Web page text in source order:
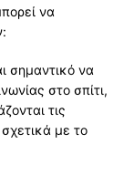
να
σημαντικό να
στο σπίτι,
τις
σχετικά με το